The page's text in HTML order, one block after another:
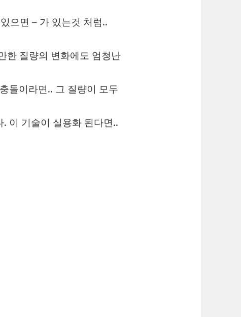
으면 – 가 있는것 처럼..
한 질량의 변화에도 엄청난
돌이라면.. 그 질량이 모두
이 기술이 실용화 된다면..